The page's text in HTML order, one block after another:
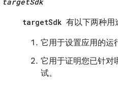
targetSdk 有以下两种用
它用于设置应用的运
它用于证明您已针对
试。